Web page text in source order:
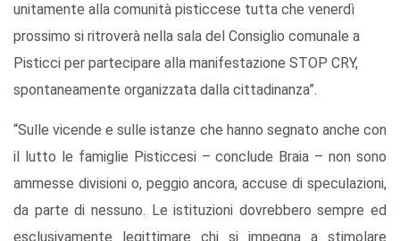
unitamente alla comunità pisticcese tutta che venerdì
prossimo si ritroverà nella sala del Consiglio comunale a
Pisticci per partecipare alla manifestazione STOP CRY,
spontaneamente organizzata dalla cittadinanza”.
“Sulle vicende e sulle istanze che hanno segnato anche con
il lutto le famiglie Pisticcesi – conclude Braia – non sono
ammesse divisioni o, peggio ancora, accuse di speculazioni,
da parte di nessuno. Le istituzioni dovrebbero sempre ed
esclusivamente legittimare chi si impegna a stimolare